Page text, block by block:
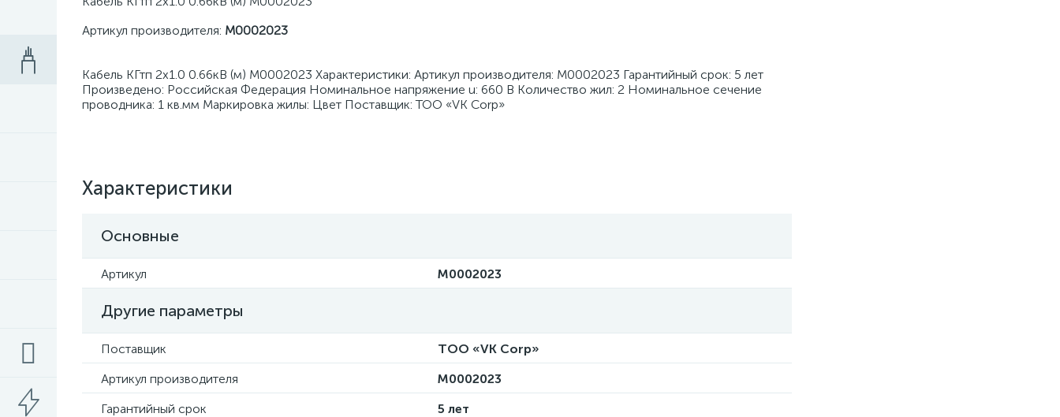
Артикул производителя: M0002023
Кабель КГтп 2х1.0 0.66кВ (м) M0002023 Характеристики: Артикул производителя: M0002023 Гарантийный срок: 5 лет
Произведено: Российская Федерация Номинальное напряжение u: 660 В Количество жил: 2 Номинальное сечение
проводника: 1 кв.мм Маркировка жилы: Цвет Поставщик: ТОО «VK Corp»
Характеристики
Основные
Артикул M0002023
Другие параметры
Поставщик
ТОО «VK Corp»
Артикул производителя
M0002023
Гарантийный срок
5 лет